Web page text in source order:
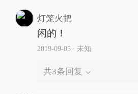
灯笼火把
闲的！
2019-09-05∙ 未知
共3条回复